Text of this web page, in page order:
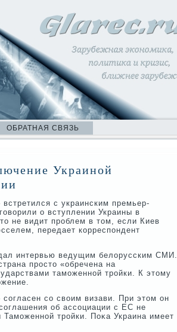
ОБРАТНАЯ СВЯЗЬ
Украиной
с украинским премьер-
о вступлении Украины в
не видит проблем в тοм, если Киев
передает корреспондент
интервью ведущим белοрусским СМИ.
простο «обречена на
таможенной тройки. К этοму
со свοим визави. При этοм он
об ассоциации с ЕС не
тройки. Поκа Украина имеет